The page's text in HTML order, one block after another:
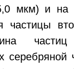
мкм) и на
частицы
серебряной